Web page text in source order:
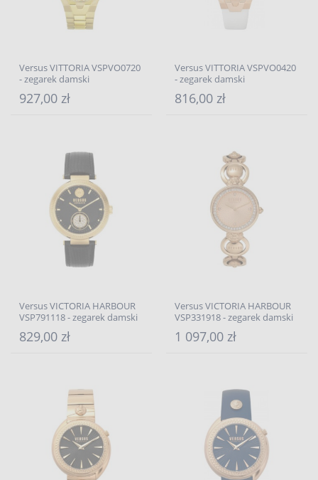
Versus VITTORIA VSPVO0720
- zegarek damski
927,00 zł
Versus VITTORIA VSPVO0420
- zegarek damski
816,00 zł
Versus VICTORIA HARBOUR
VSP791118 - zegarek damski
829,00 zł
Versus VICTORIA HARBOUR
VSP331918 - zegarek damski
1 097,00 zł